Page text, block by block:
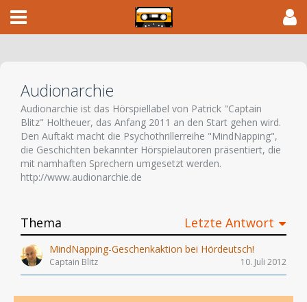
Audionarchie
Audionarchie ist das Hörspiellabel von Patrick "Captain
Blitz" Holtheuer, das Anfang 2011 an den Start gehen wird.
Den Auftakt macht die Psychothrillerreihe "MindNapping",
die Geschichten bekannter Hörspielautoren präsentiert, die
mit namhaften Sprechern umgesetzt werden.
http://www.audionarchie.de
Thema Letzte Antwort
MindNapping-Geschenkaktion bei Hördeutsch!
Captain Blitz 10. Juli 2012